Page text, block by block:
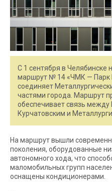
С 1 сентября в Челябинске
маршрут № 14 «ЧМК — Парк
соединяет
частями города. Маршрут
обеспечивает связь
Курчатовским и
На маршрут вышли
поколения, оборудованные
автономного хода, что
маломобильных групп
оснащены кондиционерами.